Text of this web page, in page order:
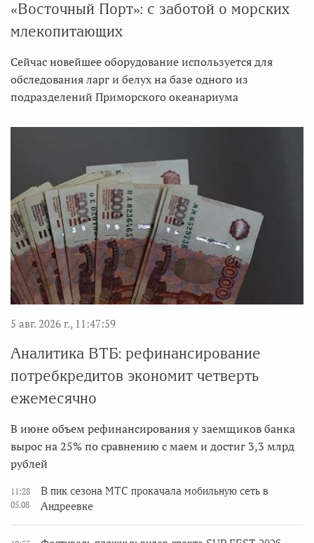
«Восточный Порт»: с заботой о морских
млекопитающих
Сейчас новейшее оборудование используется для
обследования ларг и белух на базе одного из
подразделений Приморского океанариума
5 авг. 2026 г., 11:47:59
Аналитика ВТБ: рефинансирование
потребкредитов экономит четверть
ежемесячно
В июне объем рефинансирования у заемщиков банка
вырос на 25% по сравнению с маем и достиг 3,3 млрд
рублей
11:28
05.08
В пик сезона МТС прокачала мобильную сеть в
Андреевке